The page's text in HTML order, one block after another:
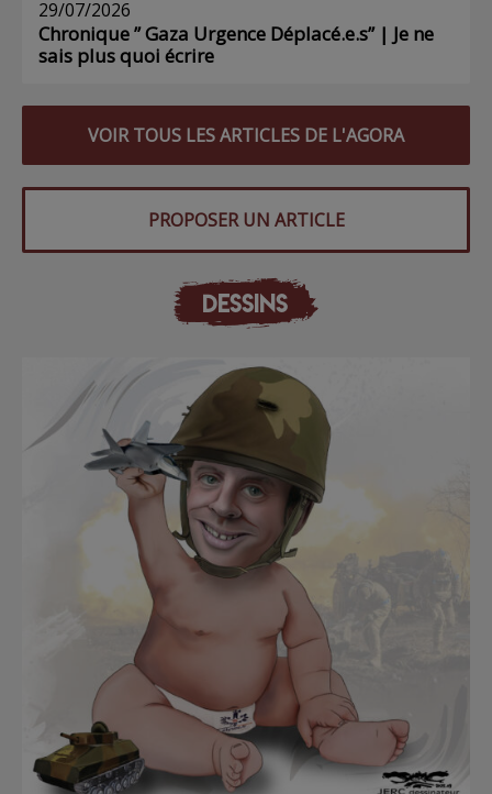
29/07/2026
Chronique ” Gaza Urgence Déplacé.e.s” | Je ne
sais plus quoi écrire
VOIR TOUS LES ARTICLES DE L'AGORA
PROPOSER UN ARTICLE
DESSINS